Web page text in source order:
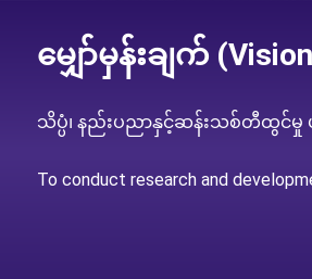
မျှော်မှန်းချက်
သိပ္ပံ၊ နည်းပညာနှင့်ဆန်းသစ်တီထွင်မှု ပ
To conduct research and